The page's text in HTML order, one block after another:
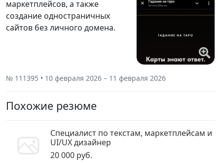
маркетплейсов, а также
создание одностраничных
сайтов без личного домена.
№ 111395 • 10 февраля 2026 – 11 февраля 2026
Похожие резюме
Специалист по текстам, маркетплейсам и
UI/UX дизайнер
20 000 руб.